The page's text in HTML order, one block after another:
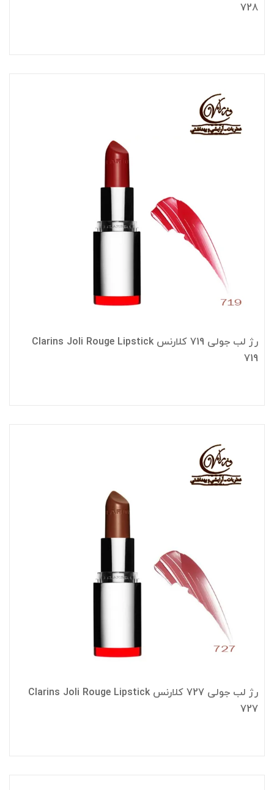
728
رژ لب جولی 719 کلارنس Clarins Joli Rouge Lipstick
719
رژ لب جولی 727 کلارنس Clarins Joli Rouge Lipstick
727